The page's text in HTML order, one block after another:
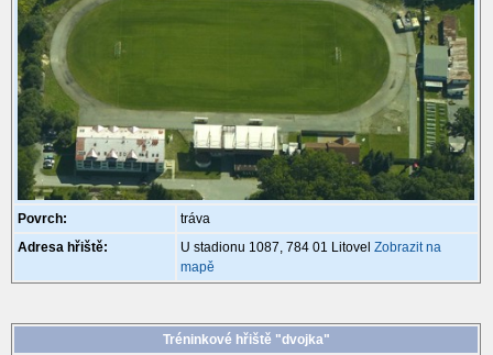
Povrch:
tráva
Adresa hřiště:
U stadionu 1087, 784 01 LitovelZobrazit na
mapě
Tréninkové hřiště "dvojka"